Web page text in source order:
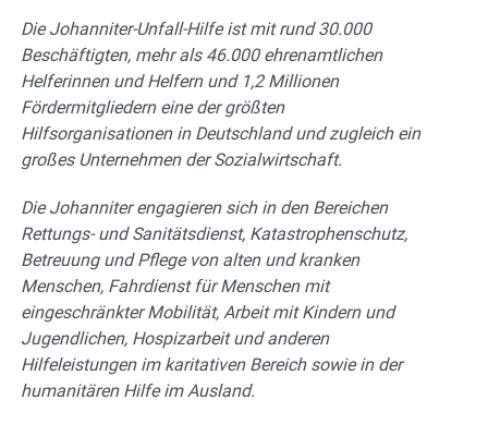
Die Johanniter-Unfall-Hilfe ist mit rund 30.000
Beschäftigten, mehr als 46.000 ehrenamtlichen
Helferinnen und Helfern und 1,2 Millionen
Fördermitgliedern eine der größten
Hilfsorganisationen in Deutschland und zugleich ein
großes Unternehmen der Sozialwirtschaft.
Die Johanniter engagieren sich in den Bereichen
Rettungs- und Sanitätsdienst, Katastrophenschutz,
Betreuung und Pflege von alten und kranken
Menschen, Fahrdienst für Menschen mit
eingeschränkter Mobilität, Arbeit mit Kindern und
Jugendlichen, Hospizarbeit und anderen
Hilfeleistungen im karitativen Bereich sowie in der
humanitären Hilfe im Ausland.